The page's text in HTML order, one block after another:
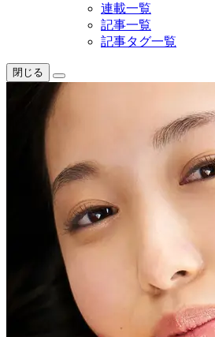
連載一覧
記事一覧
記事タグ一覧
閉じる